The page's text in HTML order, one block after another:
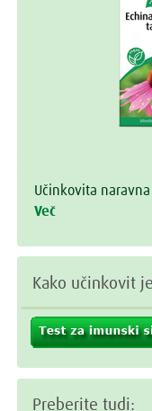
Učinkovita
Več
Kako učinkovit
Preberite tudi: